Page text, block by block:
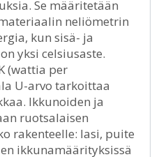
Se määritetään
neliömetrin
kun sisä- ja
yksi celsiusaste.
(wattia per
U-arvo tarkoittaa
Ikkunoiden ja
ruotsalaisen
rakenteelle: lasi, puite
ikkunamäärityksissä